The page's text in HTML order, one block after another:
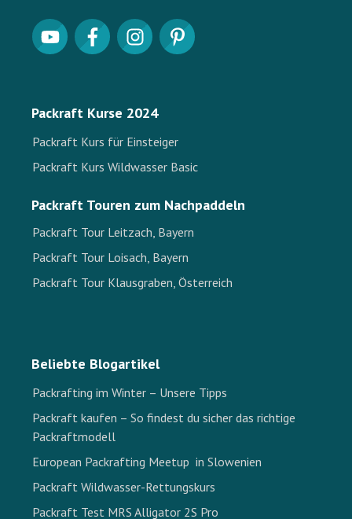
Packraft Kurse 2024
Packraft Kurs für Einsteiger
Packraft Kurs Wildwasser Basic
Packraft Touren zum Nachpaddeln
Packraft Tour Leitzach, Bayern
Packraft Tour Loisach, Bayern
Packraft Tour Klausgraben, Österreich
Beliebte Blogartikel
Packrafting im Winter – Unsere Tipps
Packraft kaufen – So findest du sicher das richtige
Packraftmodell
European Packrafting Meetup in Slowenien
Packraft Wildwasser-Rettungskurs
Packraft Test MRS Alligator 2S Pro